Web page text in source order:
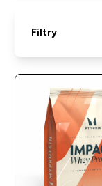
Filtry